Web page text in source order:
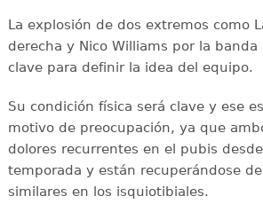
La explosión de dos extremos como
derecha y Nico Williams por la
clave para definir la idea del equipo.
Su condición física será clave y ese
motivo de preocupación, ya que
dolores recurrentes en el pubis
temporada y están recuperándose
similares en los isquiotibiales.